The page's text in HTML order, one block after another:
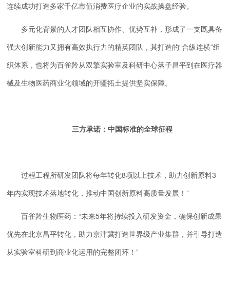
连续成功打造多家千亿市值消费医疗企业的实战操盘经验。
多元化背景的人才团队相互协作、优势互补，形成了一支既具备
强大创新能力又拥有高效执行力的精英团队，其打造的“合纵连横”组
织体系，也将为百雀羚从双擎实验室及科研中心落子昌平到在医疗器
械及生物医药商业化领域的开疆拓土提供坚实保障。
三方承诺：中国标准的全球征程
过程工程所研发团队将每年转化8项以上技术，助力创新原料3
年内实现技术落地转化，推动中国创新原料高质量发展！”
百雀羚生物医药：“未来5年将持续投入研发资金，确保创新成果
优先在北京昌平转化，助力京津冀打造世界级产业集群，并引导打造
从实验室科研到商业化运用的完整闭环！”